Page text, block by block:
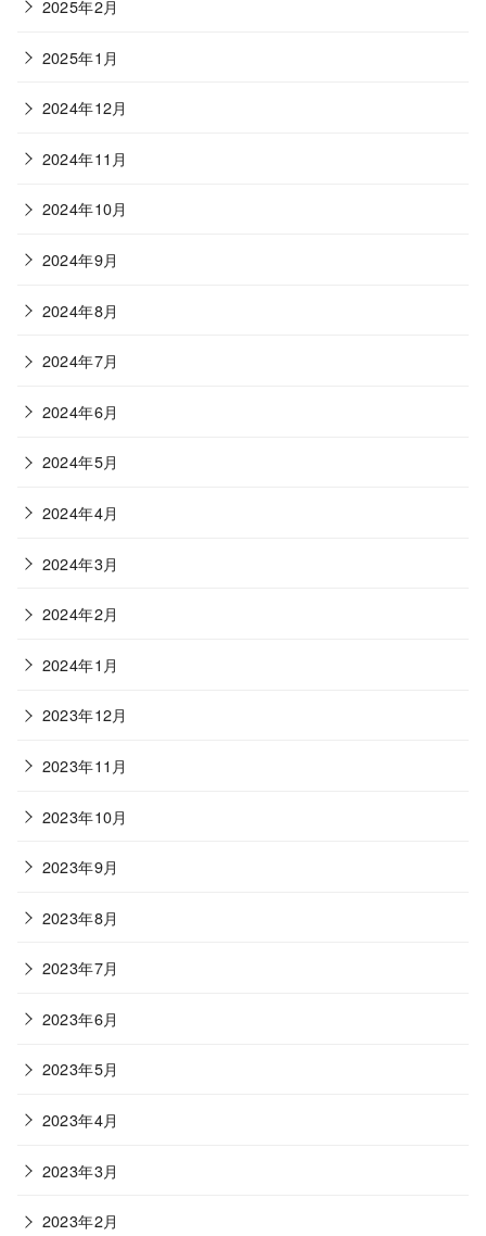
2025年2月
2025年1月
2024年12月
2024年11月
2024年10月
2024年9月
2024年8月
2024年7月
2024年6月
2024年5月
2024年4月
2024年3月
2024年2月
2024年1月
2023年12月
2023年11月
2023年10月
2023年9月
2023年8月
2023年7月
2023年6月
2023年5月
2023年4月
2023年3月
2023年2月